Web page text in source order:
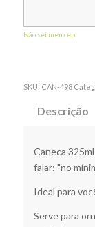
Não sei meu cep
SKU: CAN-498
Descrição
Caneca
falar: "no
Ideal para
Serve para